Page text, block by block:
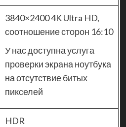
3840×2400 4K Ultra HD,
соотношение сторон 16:10
У нас доступна услуга
проверки экрана ноутбука
на отсутствие битых
пикселей
HDR